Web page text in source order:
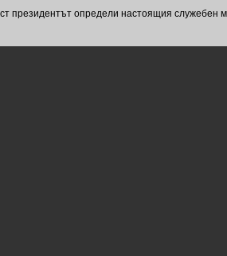
президентът определи настоящия